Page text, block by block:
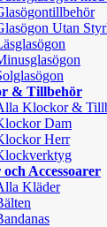
Utan
& Tillbehör
Klockor &
Dam
Herr
Accessoarer
Kläder